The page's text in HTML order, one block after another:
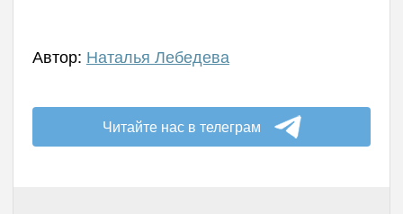
Автор: Наталья Лебедева
Читайте нас в телеграм